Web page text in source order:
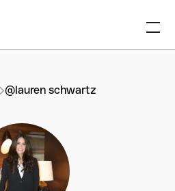
@lauren schwartz